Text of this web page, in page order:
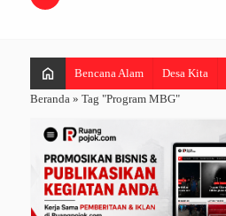
home Bencana Alam Desa Kita
Beranda » Tag "Program MBG"